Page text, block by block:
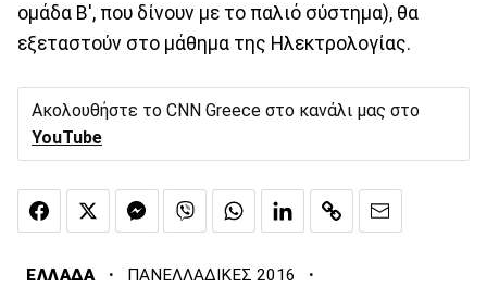
ομάδα Β', που δίνουν με το παλιό σύστημα), θα
εξεταστούν στο μάθημα της Ηλεκτρολογίας.
Ακολουθήστε το CNN Greece στο κανάλι μας στο
YouTube
ΕΛΛΑΔΑ · ΠΑΝΕΛΛΑΔΙΚΕΣ 2016 ·